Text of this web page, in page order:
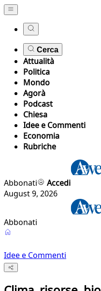
Cerca
Attualità
Politica
Mondo
Agorà
Podcast
Chiesa
Idee e Commenti
Economia
Rubriche
Abbonati
Accedi
August 9, 2026
Abbonati
Idee e Commenti